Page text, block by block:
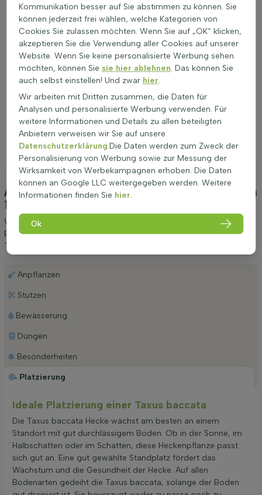
Anpflanzung und Pflege Eiben / Taxus Baccata
120-140 cm - Ballen
Wir möchten Ihnen einige Tipps zur Anpflanzung und Pflege von
Eiben / Taxus Baccata 120-140 cm - Ballen geben. Wenn Sie diese
Tipps befolgen, werden Sie lange Freude an Eiben haben.
Platzierung
Anpflanzen
Stutzen
Bewässerung
Düngen
Besonderheiten
Ideale Platzierung einer Taxus baccata
Die Taxus baccata Hecke wächst am besten an einem
Standort mit gut durchlässigem Boden. Ob in der Sonne, im
Halbschatten oder im Schatten, diese Heckenpflanze passt
sich gut an. Eine gut gewählte Standplatz fördert das
Wachstum und die Gesundheit der Hecke. Auf allen
Bodenarten gedeiht die Taxus baccata, solange der Boden
Kommunikation besser auf Sie abstimmen zu können. Sie
können jederzeit frei wählen, welche Kategorien von
Cookies Sie zulassen möchten. Wenn Sie auf „OK“ klicken,
akzeptieren Sie die Verwendung aller Cookies auf unserer
Website. Wenn Sie keine personalisierte Werbung sehen
möchten, können Sie sie hier ablehnen. Das können Sie
auch selbst einstellen! Und zwar hier.
Wir arbeiten mit Dritten zusammen, die Daten für
Analysen und personalisierte Werbung verwenden. Für
weitere Informationen und Details zu allen beteiligten
Anbietern verweisen wir Sie auf unsere
Datenschutzerklärung.Die Daten werden zum Zweck der
Personalisierung von Werbung sowie zur Messung der
Wirksamkeit von Werbekampagnen erhoben. Die Daten
können an Google LLC weitergegeben werden. Weitere
Informationen finden Sie hier.
Ok